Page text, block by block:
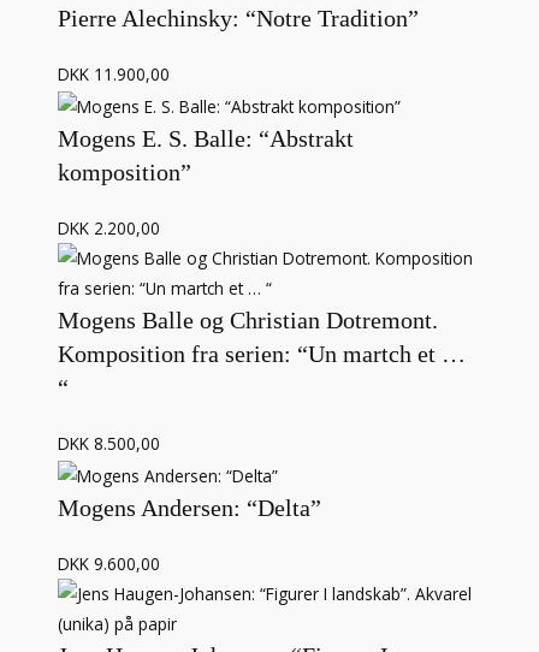
Pierre Alechinsky: “Notre Tradition”
DKK 11.900,00
Mogens E. S. Balle: “Abstrakt
komposition”
DKK 2.200,00
Mogens Balle og Christian Dotremont.
Komposition fra serien: “Un martch et …
“
DKK 8.500,00
Mogens Andersen: “Delta”
DKK 9.600,00